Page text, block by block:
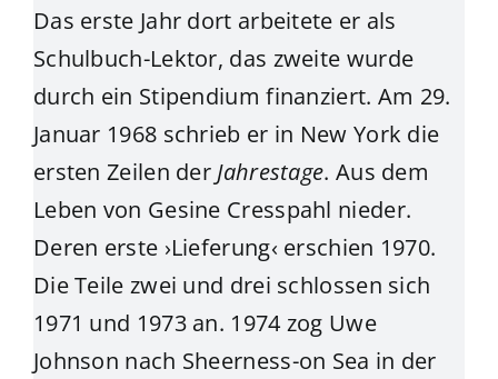
Das erste Jahr dort arbeitete er als
Schulbuch-Lektor, das zweite wurde
durch ein Stipendium finanziert. Am 29.
Januar 1968 schrieb er in New York die
ersten Zeilen der Jahrestage. Aus dem
Leben von Gesine Cresspahl nieder.
Deren erste ›Lieferung‹ erschien 1970.
Die Teile zwei und drei schlossen sich
1971 und 1973 an. 1974 zog Uwe
Johnson nach Sheerness-on Sea in der